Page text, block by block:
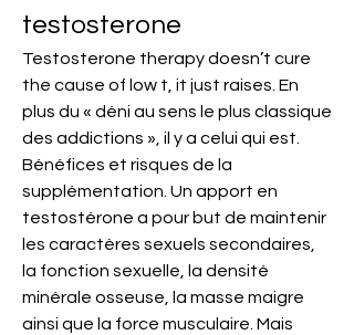
testosterone
Testosterone therapy doesn’t cure
the cause of low t, it just raises. En
plus du « déni au sens le plus classique
des addictions », il y a celui qui est.
Bénéfices et risques de la
supplémentation. Un apport en
testostérone a pour but de maintenir
les caractères sexuels secondaires,
la fonction sexuelle, la densité
minérale osseuse, la masse maigre
ainsi que la force musculaire. Mais